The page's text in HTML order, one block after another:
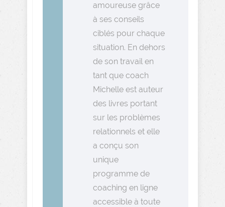
amoureuse grâce
à ses conseils
ciblés pour chaque
situation. En dehors
de son travail en
tant que coach
Michelle est auteur
des livres portant
sur les problèmes
relationnels et elle
a conçu son
unique
programme de
coaching en ligne
accessible à toute